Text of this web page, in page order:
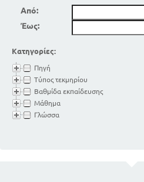
Από:
Έως:
Κατηγορίες:
Πηγή
Τύπος τεκμηρίου
Βαθμίδα εκπαίδευσης
Μάθημα
Γλώσσα